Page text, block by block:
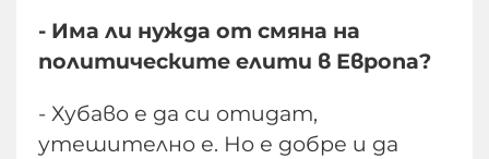
- Има ли нужда от смяна на
политическите елити в Европа?
- Хубаво е да си отидат,
утешително е. Но е добре и да